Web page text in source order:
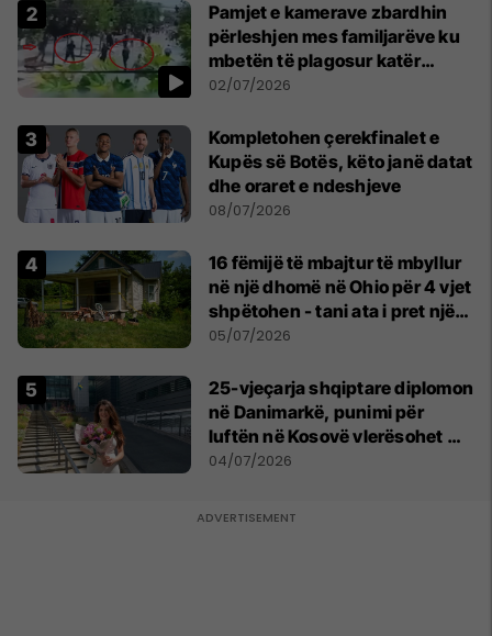
Pamjet e kamerave zbardhin
përleshjen mes familjarëve ku
mbetën të plagosur katër
persona
02/07/2026
Kompletohen çerekfinalet e
Kupës së Botës, këto janë datat
dhe oraret e ndeshjeve
08/07/2026
16 fëmijë të mbajtur të mbyllur
në një dhomë në Ohio për 4 vjet
shpëtohen - tani ata i pret një
sfidë e madhe
05/07/2026
25-vjeçarja shqiptare diplomon
në Danimarkë, punimi për
luftën në Kosovë vlerësohet me
notën më të lartë
04/07/2026